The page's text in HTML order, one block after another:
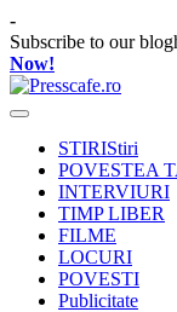
Skip
to
content
-
Subscribe to our
Now!
Cafeneau
urbaneSTIRIStiri
POVESTEA
INTERVIURI
TIMP LIBER
FILME
LOCURI
POVESTI
Publicitate